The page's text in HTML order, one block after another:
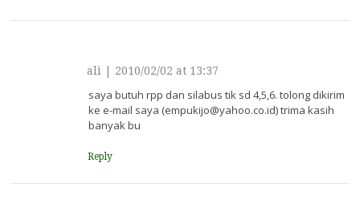
ali 2010/02/02 at 13:37
saya butuh rpp dan silabus tik sd 4,5,6. tolong dikirim
ke e-mail saya (empukijo@yahoo.co.id) trima kasih
banyak bu
Reply